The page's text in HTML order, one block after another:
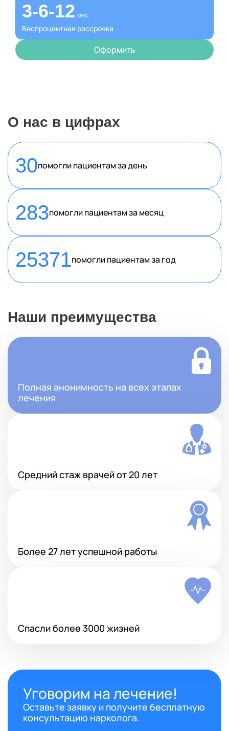
3-6-12 мес.
Беспроцентная рассрочка
Оформить
О нас в цифрах
30помогли пациентам за день
283помогли пациентам за месяц
25371помогли пациентам за год
Наши преимущества
Полная анонимность на всех этапах
лечения
Средний стаж врачей от 20 лет
Более 27 лет успешной работы
Спасли более 3000 жизней
Уговорим на лечение!
Оставьте заявку и получите бесплатную
консультацию нарколога.